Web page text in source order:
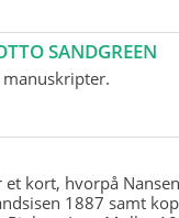
SANDGREEN
kort, hvorpå
1887 samt